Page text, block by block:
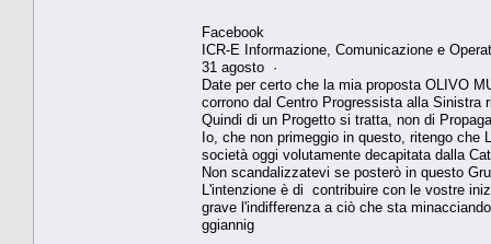
Facebook
ICR-E Informazione, Comunicazione e
31 agosto ·
Date per certo che la mia proposta OLIVO
corrono dal Centro Progressista alla Sinistra
Quindi di un Progetto si tratta, non di
Io, che non primeggio in questo, ritengo che
società oggi volutamente decapitata dalla
Non scandalizzatevi se posterò in questo
L'intenzione è di contribuire con le vostre
grave l'indifferenza a ciò che sta
ggiannig